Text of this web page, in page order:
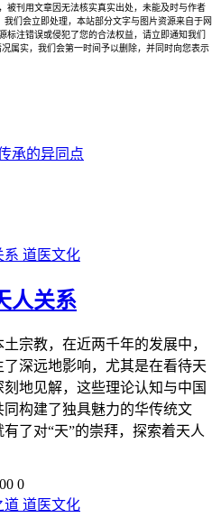
被刊用文章因无法核实真实出处，未能及时与作者
们会立即处理，本站部分文字与图片资源来自于网
注错误或侵犯了您的合法权益，请立即通知我们
况属实，我们会第一时间予以删除，并同时向您表示
承的异同点
道医文化
人关系
宗教，在近两千年的发展中，
深远地影响，尤其是在看待天
地见解，这些理论认知与中国
构建了独具魅力的华传统文
了对“天”的崇拜，探索着天人
0
道医文化